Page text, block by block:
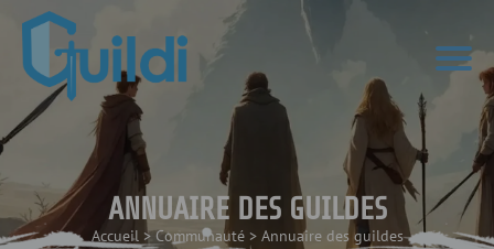
ANNUAIRE DES GUILDES
Accueil > Communauté > Annuaire des guildes